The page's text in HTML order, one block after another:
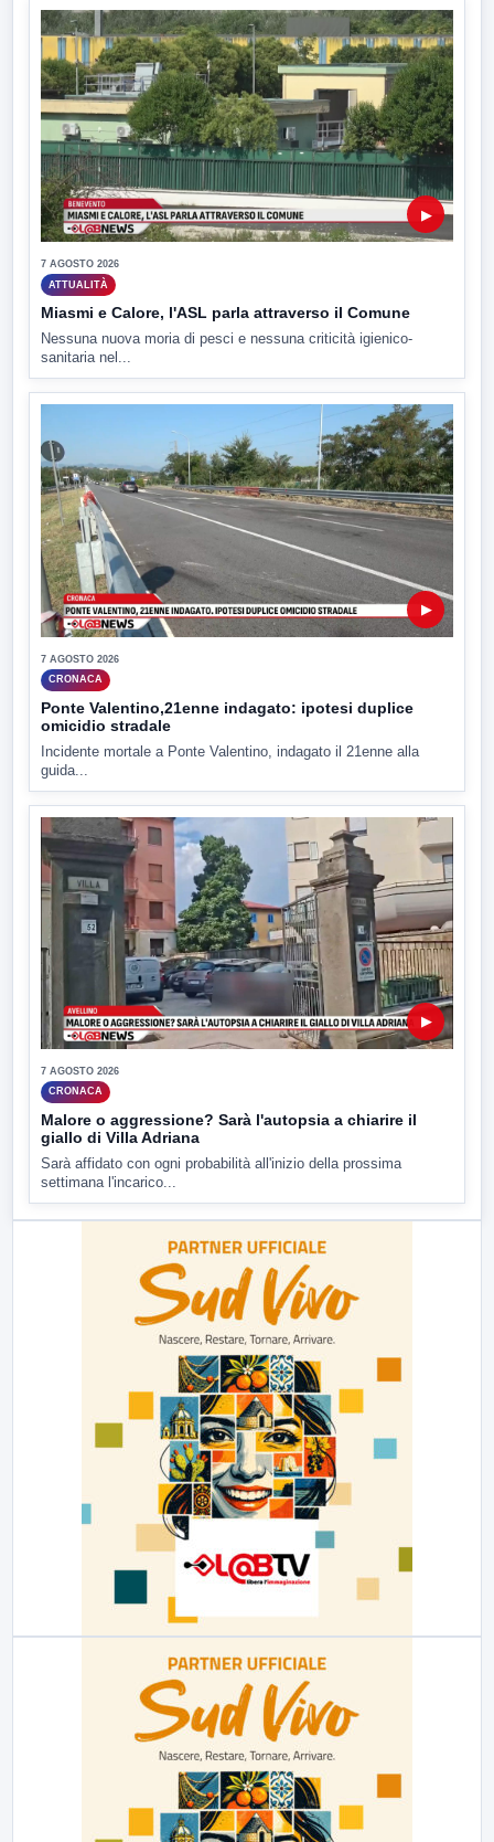
▶
7 AGOSTO 2026
ATTUALITÀ
Miasmi e Calore, l'ASL parla attraverso il Comune
Nessuna nuova moria di pesci e nessuna criticità igienico-
sanitaria nel...
▶
7 AGOSTO 2026
CRONACA
Ponte Valentino,21enne indagato: ipotesi duplice
omicidio stradale
Incidente mortale a Ponte Valentino, indagato il 21enne alla
guida...
▶
7 AGOSTO 2026
CRONACA
Malore o aggressione? Sarà l'autopsia a chiarire il
giallo di Villa Adriana
Sarà affidato con ogni probabilità all'inizio della prossima
settimana l'incarico...